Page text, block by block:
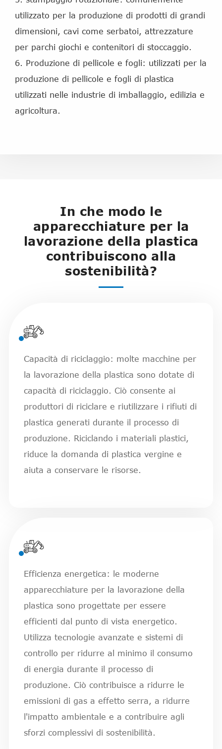
utilizzato per la produzione di prodotti di grandi
dimensioni, cavi come serbatoi, attrezzature
per parchi giochi e contenitori di stoccaggio.
6. Produzione di pellicole e fogli: utilizzati per la
produzione di pellicole e fogli di plastica
utilizzati nelle industrie di imballaggio, edilizia e
agricoltura.
In che modo le
apparecchiature per la
lavorazione della plastica
contribuiscono alla
sostenibilità?

Capacità di riciclaggio: molte macchine per
la lavorazione della plastica sono dotate di
capacità di riciclaggio. Ciò consente ai
produttori di riciclare e riutilizzare i rifiuti di
plastica generati durante il processo di
produzione. Riciclando i materiali plastici,
riduce la domanda di plastica vergine e
aiuta a conservare le risorse.

Efficienza energetica: le moderne
apparecchiature per la lavorazione della
plastica sono progettate per essere
efficienti dal punto di vista energetico.
Utilizza tecnologie avanzate e sistemi di
controllo per ridurre al minimo il consumo
di energia durante il processo di
produzione. Ciò contribuisce a ridurre le
emissioni di gas a effetto serra, a ridurre
l'impatto ambientale e a contribuire agli
sforzi complessivi di sostenibilità.